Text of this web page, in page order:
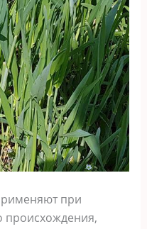
при
происхождения,